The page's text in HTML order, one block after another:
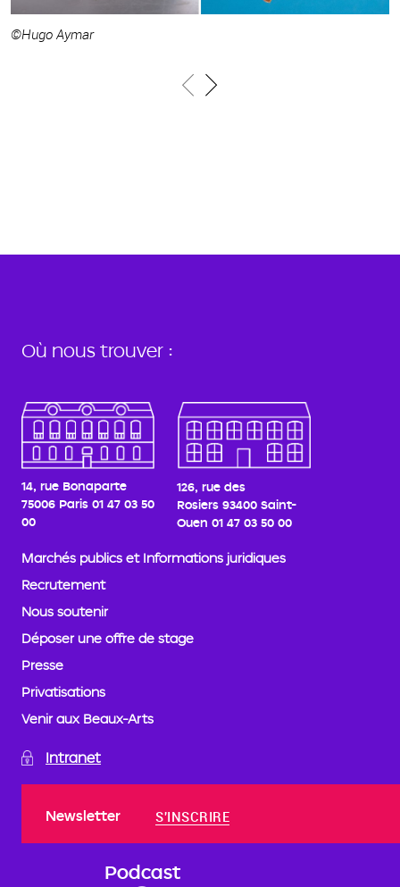
©Hugo Aymar
Où nous trouver :
14, rue Bonaparte
75006 Paris 01 47 03 50
00
126, rue des
Rosiers 93400 Saint-
Ouen 01 47 03 50 00
Marchés publics et Informations juridiques
Recrutement
Nous soutenir
Déposer une offre de stage
Presse
Privatisations
Venir aux Beaux-Arts
Intranet
Newsletter S'INSCRIRE
Podcast